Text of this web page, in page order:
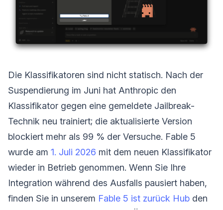
Die Klassifikatoren sind nicht statisch. Nach der
Suspendierung im Juni hat Anthropic den
Klassifikator gegen eine gemeldete Jailbreak-
Technik neu trainiert; die aktualisierte Version
blockiert mehr als 99 % der Versuche. Fable 5
wurde am 1. Juli 2026 mit dem neuen Klassifikator
wieder in Betrieb genommen. Wenn Sie Ihre
Integration während des Ausfalls pausiert haben,
finden Sie in unserem Fable 5 ist zurück Hub den